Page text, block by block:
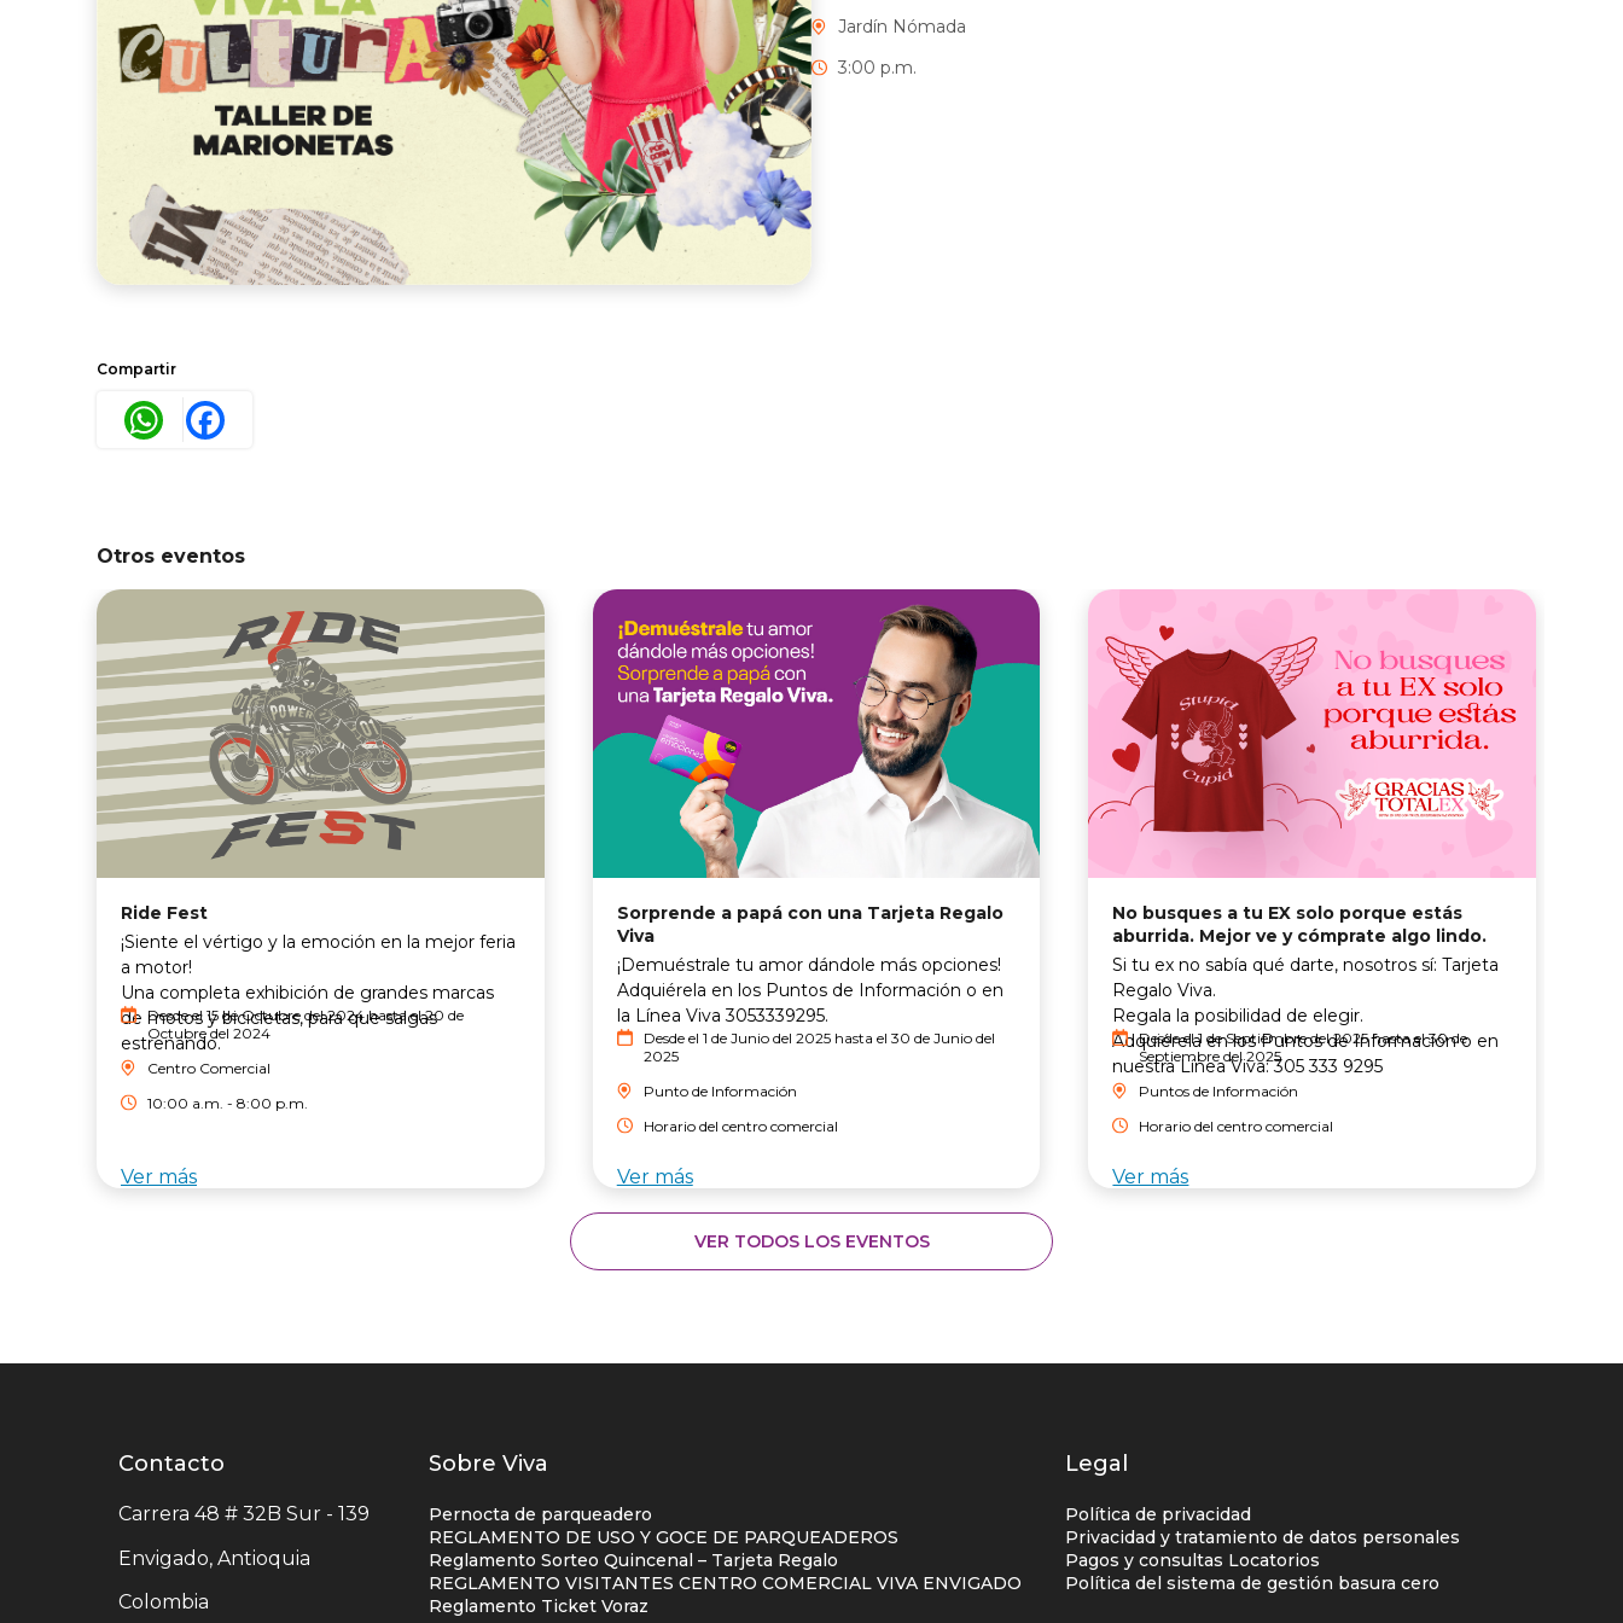
Jardín Nómada
3:00 p.m.
Compartir
WhatsApp
Otros eventos
Ride Fest
¡Siente el vértigo y la emoción en la mejor feria
a motor!
Una completa exhibición de grandes marcas
de motos y bicicletas, para que salgas
estrenando.
Desde el 15 de Octubre del 2024 hasta el 20 de
Octubre del 2024
Centro Comercial
10:00 a.m. - 8:00 p.m.
Ver más
Sorprende a papá con una Tarjeta Regalo
Viva
¡Demuéstrale tu amor dándole más opciones!
Adquiérela en los Puntos de Información o en
la Línea Viva 3053339295.
Desde el 1 de Junio del 2025 hasta el 30 de Junio del
2025
Punto de Información
Horario del centro comercial
Ver más
No busques a tu EX solo porque estás
aburrida. Mejor ve y cómprate algo lindo.
Si tu ex no sabía qué darte, nosotros sí: Tarjeta
Regalo Viva.
Regala la posibilidad de elegir.
Adquiérela en los Puntos de Información o en
nuestra Línea Viva: 305 333 9295
Desde el 1 de Septiembre del 2025 hasta el 30 de
Septiembre del 2025
Puntos de Información
Horario del centro comercial
Ver más
VER TODOS LOS EVENTOS
Contacto
centro
Contacto
Carrera 48 # 32B Sur - 139
Envigado, Antioquia
Colombia
Listados
enlaces
centro
comercial
columna
Sobre Viva
Pernocta de parqueadero
REGLAMENTO DE USO Y GOCE DE PARQUEADEROS
Reglamento Sorteo Quincenal – Tarjeta Regalo
REGLAMENTO VISITANTES CENTRO COMERCIAL VIVA ENVIGADO
Reglamento Ticket Voraz
Legal
Política de privacidad
Privacidad y tratamiento de datos personales
Pagos y consultas Locatorios
Política del sistema de gestión basura cero